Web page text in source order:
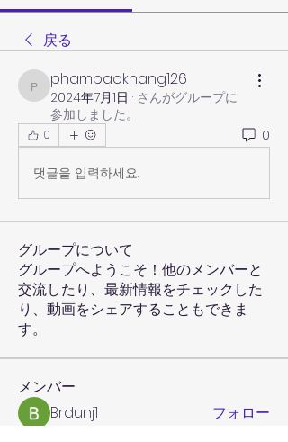
戻る
phambaokhang126
phambaokhang126
2024年7月1日 · さんがグループに
参加しました。
0 0
댓글을 입력하세요.
グループについて
グループへようこそ！他のメンバーと
交流したり、最新情報をチェックした
り、動画をシェアすることもできま
す。
メンバー
Brdunj1
フォロー